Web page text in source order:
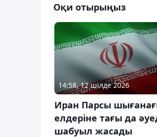
Оқи отырыңыз
14:58, 12 шілде 2026
Иран Парсы
елдеріне тағы да
шабуыл жасады